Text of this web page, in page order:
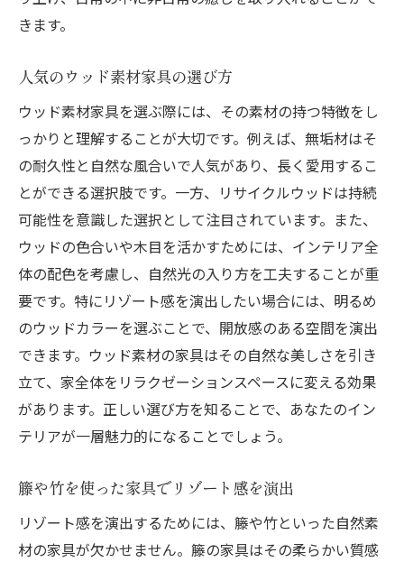
きます。
人気のウッド素材家具の選び方
ウッド素材家具を選ぶ際には、その素材の持つ特徴をし
っかりと理解することが大切です。例えば、無垢材はそ
の耐久性と自然な風合いで人気があり、長く愛用するこ
とができる選択肢です。一方、リサイクルウッドは持続
可能性を意識した選択として注目されています。また、
ウッドの色合いや木目を活かすためには、インテリア全
体の配色を考慮し、自然光の入り方を工夫することが重
要です。特にリゾート感を演出したい場合には、明るめ
のウッドカラーを選ぶことで、開放感のある空間を演出
できます。ウッド素材の家具はその自然な美しさを引き
立て、家全体をリラクゼーションスペースに変える効果
があります。正しい選び方を知ることで、あなたのイン
テリアが一層魅力的になることでしょう。
籐や竹を使った家具でリゾート感を演出
リゾート感を演出するためには、籐や竹といった自然素
材の家具が欠かせません。籐の家具はその柔らかい質感